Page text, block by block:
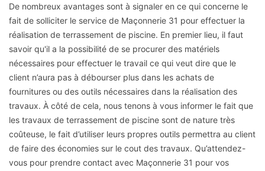
De nombreux avantages sont à signaler en ce qui concerne le
fait de solliciter le service de Maçonnerie 31 pour effectuer la
réalisation de terrassement de piscine. En premier lieu, il faut
savoir qu'il a la possibilité de se procurer des matériels
nécessaires pour effectuer le travail ce qui veut dire que le
client n’aura pas à débourser plus dans les achats de
fournitures ou des outils nécessaires dans la réalisation des
travaux. À côté de cela, nous tenons à vous informer le fait que
les travaux de terrassement de piscine sont de nature très
coûteuse, le fait d’utiliser leurs propres outils permettra au client
de faire des économies sur le cout des travaux. Qu’attendez-
vous pour prendre contact avec Maçonnerie 31 pour vos